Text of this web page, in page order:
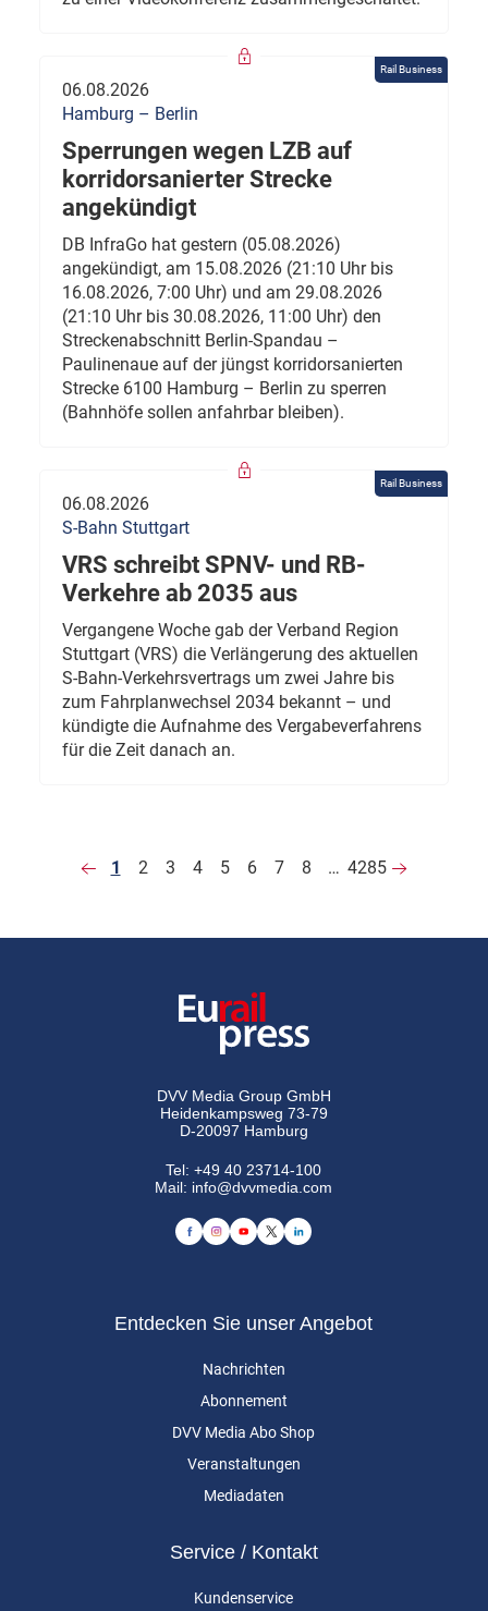
Rail Business
06.08.2026
Hamburg – Berlin
Sperrungen wegen LZB auf
korridorsanierter Strecke
angekündigt
DB InfraGo hat gestern (05.08.2026)
angekündigt, am 15.08.2026 (21:10 Uhr bis
16.08.2026, 7:00 Uhr) und am 29.08.2026
(21:10 Uhr bis 30.08.2026, 11:00 Uhr) den
Streckenabschnitt Berlin-Spandau –
Paulinenaue auf der jüngst korridorsanierten
Strecke 6100 Hamburg – Berlin zu sperren
(Bahnhöfe sollen anfahrbar bleiben).
Rail Business
06.08.2026
S-Bahn Stuttgart
VRS schreibt SPNV- und RB-
Verkehre ab 2035 aus
Vergangene Woche gab der Verband Region
Stuttgart (VRS) die Verlängerung des aktuellen
S-Bahn-Verkehrsvertrags um zwei Jahre bis
zum Fahrplanwechsel 2034 bekannt – und
kündigte die Aufnahme des Vergabeverfahrens
für die Zeit danach an.
1 2 3 4 5 6 7 8 … 4285
DVV Media Group GmbH
Heidenkampsweg 73-79
D-20097 Hamburg
Tel:+49 40 23714-100
Mail: info@dvvmedia.com
Entdecken Sie unser Angebot
Nachrichten
Abonnement
DVV Media Abo Shop
Veranstaltungen
Mediadaten
Service / Kontakt
Kundenservice